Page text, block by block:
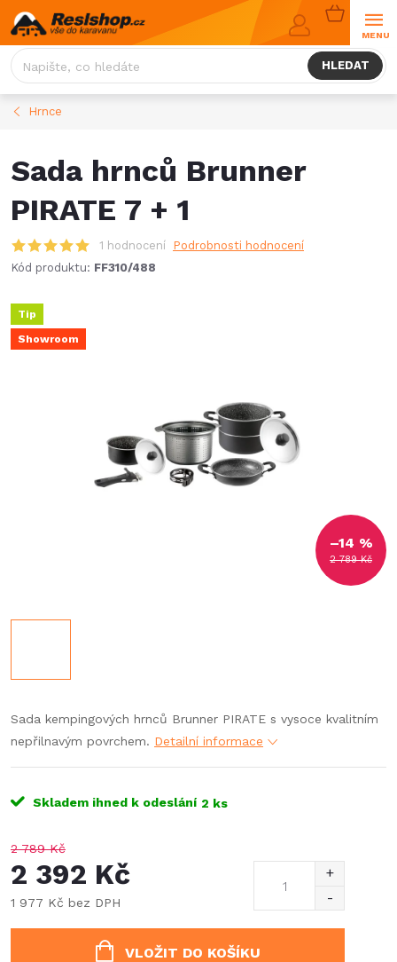
Přejít
na
obsah
HLEDAT
NÁKUPNÍ
KOŠÍK
Hrnce
Sada hrnců Brunner
PIRATE 7 + 1
1 hodnocení
Podrobnosti hodnocení
Kód produktu: FF310/488
Tip
Showroom
2 789 Kč
–14 %
Sada kempingových hrnců Brunner PIRATE s vysoce kvalitním
nepřilnavým povrchem. Detailní informace
Skladem ihned k odeslání 2 ks
2 789 Kč
2 392 Kč
1 977 Kč bez DPH
VLOŽIT DO KOŠÍKU